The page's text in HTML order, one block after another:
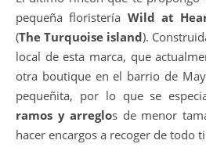
pequeña floristería Wild at
(The Turquoise island).
local de esta marca, que
otra boutique en el barrio de
pequeñita, por lo que se
ramos y arreglos de menor
hacer encargos a recoger de todo